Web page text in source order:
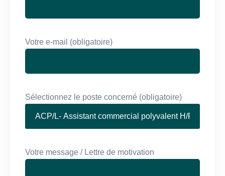
Votre e-mail (obligatoire)
Sélectionnez le poste concerné (obligatoire)
Votre message / Lettre de motivation